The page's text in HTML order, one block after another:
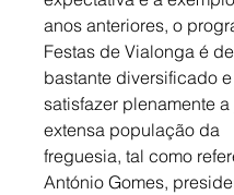
anos anteriores, o
Festas de Vialonga é
bastante diversificado
satisfazer plenamente
extensa população da
freguesia, tal como
António Gomes,